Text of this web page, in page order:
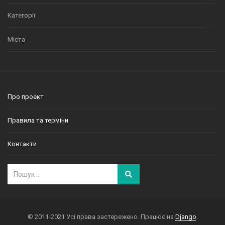
Категорії
Міста
Про проект
Правила та терміни
Контакти
© 2011-2021 Усі права застережено. Працює на Django.